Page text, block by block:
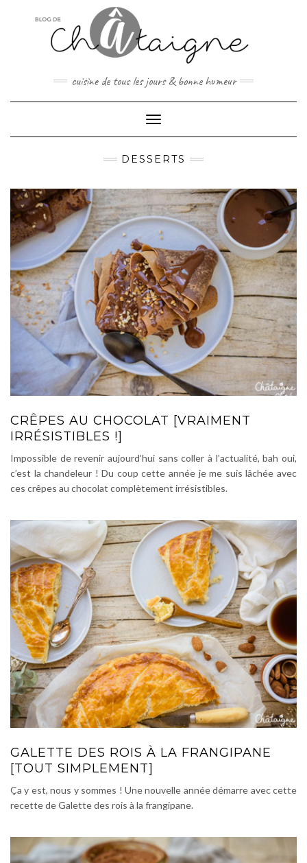
cuisine de tous les jours & bonne humeur
Toggle Navigation
DESSERTS
CRÊPES AU CHOCOLAT [VRAIMENT
IRRÉSISTIBLES !]
Impossible de revenir aujourd’hui sans coller à l’actualité, bah oui,
c’est la chandeleur ! Du coup cette année je me suis lâchée avec
ces crêpes au chocolat complètement irrésistibles.
GALETTE DES ROIS À LA FRANGIPANE
[TOUT SIMPLEMENT]
Ça y est, nous y sommes ! Une nouvelle année démarre avec cette
recette de Galette des rois à la frangipane.